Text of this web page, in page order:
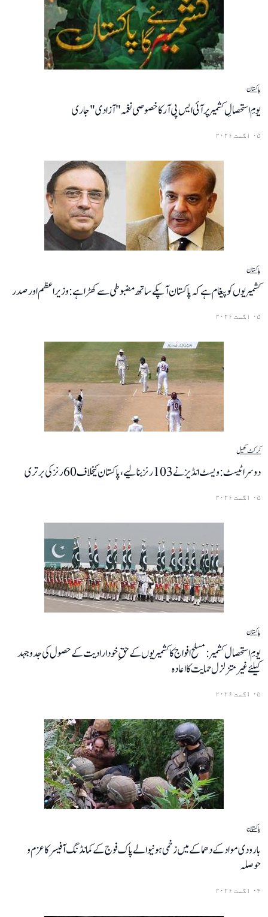
پاکستان
یومِ استحصالِ کشمیر پر آئی ایس پی آر کا خصوصی نغمہ "آزادی" جاری
۰۵ اگست ۲۰۲۶
پاکستان
کشمیریوں کو پیغام ہے کہ پاکستان آپکے ساتھ مضبوطی سے کھڑا ہے: وزیراعظم اور صدر
۰۵ اگست ۲۰۲۶
کرکٹکھیل
دوسرا ٹیسٹ : ویسٹ انڈیز نے 103 رنز بنا لیے، پاکستان کیخلاف 60 رنز کی برتری
۰۵ اگست ۲۰۲۶
پاکستان
یومِ استحصال کشمیر: مسلح افواج کا کشمیریوں کے حقِ خودارادیت کے حصول کی جدوجہد
کیلئے غیر متزلزل حمایت کا اعادہ
۰۵ اگست ۲۰۲۶
پاکستان
بارودی مواد کے دھماکے میں زخمی ہونیوالے پاک فوج کے کمانڈنگ آفیسر کا عزم و
حوصلہ
۰۴ اگست ۲۰۲۶